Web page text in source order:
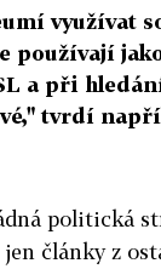
využívat
používají
a při
tvrdí
politická
články z